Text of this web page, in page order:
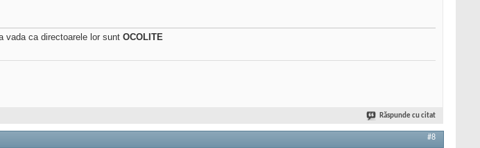
vada ca directoarele lor sunt OCOLITE
Răspunde cu citat
#8